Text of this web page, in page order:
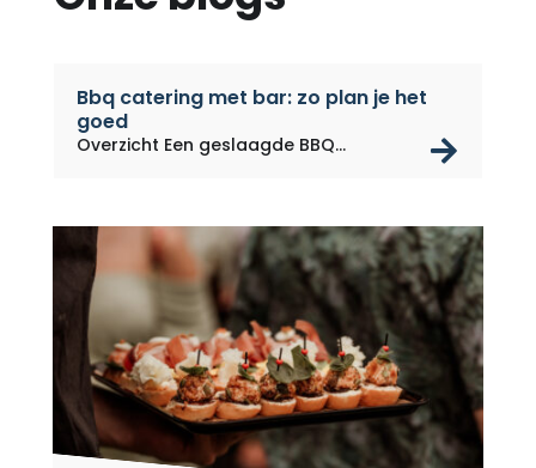
Bbq catering met bar: zo plan je het
goed
Overzicht Een geslaagde BBQ